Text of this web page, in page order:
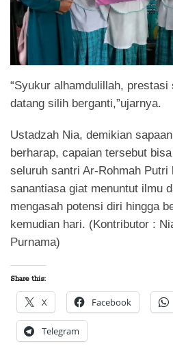
“Syukur alhamdulillah,
datang silih berganti,”ujarnya.
Ustadzah Nia, demikian
berharap, capaian tersebut
seluruh santri Ar-Rohmah Putri
sanantiasa giat menuntut ilmu
mengasah potensi diri hingga
kemudian hari. (Kontributor :
Purnama)
Share this:
X Facebook
Telegram